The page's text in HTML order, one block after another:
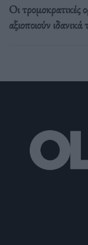
Οι τρομοκρατικές
αξιοποιούν